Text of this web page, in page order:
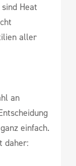
Heat
aller
an
einfach.
daher: